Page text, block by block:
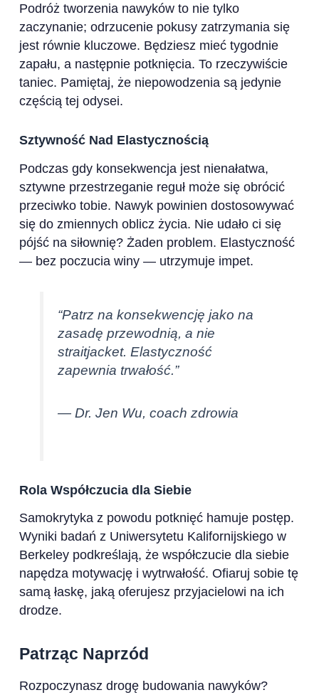
Podróż tworzenia nawyków to nie tylko
zaczynanie; odrzucenie pokusy zatrzymania się
jest równie kluczowe. Będziesz mieć tygodnie
zapału, a następnie potknięcia. To rzeczywiście
taniec. Pamiętaj, że niepowodzenia są jedynie
częścią tej odysei.
Sztywność Nad Elastycznością
Podczas gdy konsekwencja jest nienałatwa,
sztywne przestrzeganie reguł może się obrócić
przeciwko tobie. Nawyk powinien dostosowywać
się do zmiennych oblicz życia. Nie udało ci się
pójść na siłownię? Żaden problem. Elastyczność
— bez poczucia winy — utrzymuje impet.
“Patrz na konsekwencję jako na
zasadę przewodnią, a nie
straitjacket. Elastyczność
zapewnia trwałość.”
— Dr. Jen Wu, coach zdrowia
Rola Współczucia dla Siebie
Samokrytyka z powodu potknięć hamuje postęp.
Wyniki badań z Uniwersytetu Kalifornijskiego w
Berkeley podkreślają, że współczucie dla siebie
napędza motywację i wytrwałość. Ofiaruj sobie tę
samą łaskę, jaką oferujesz przyjacielowi na ich
drodze.
Patrząc Naprzód
Rozpoczynasz drogę budowania nawyków?